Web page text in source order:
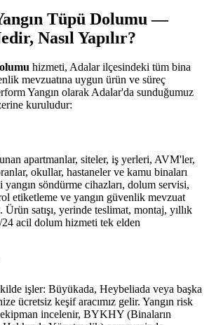
Tüpü Dolumu —
Nasıl Yapılır?
hizmeti, Adalar ilçesindeki tüm bina
mevzuatına uygun ürün ve süreç
Yangın olarak Adalar'da sunduğumuz
kuruludur:
apartmanlar, siteler, iş yerleri, AVM'ler,
okullar, hastaneler ve kamu binaları
söndürme cihazları, dolum servisi,
etiketleme ve yangın güvenlik mevzuat
Ürün satışı, yerinde teslimat, montaj, yıllık
24 acil dolum hizmeti tek elden
işler: Büyükada, Heybeliada veya başka
ücretsiz keşif aracımız gelir. Yangın risk
ekipman incelenir, BYKHY (Binaların